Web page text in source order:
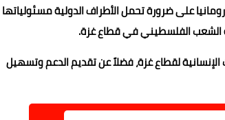
على ضرورة تحمل الأطراف الدولية مسئولياتها
الشعب الفلسطيني في قطاع غزة.
لقطاع غزة، فضلاً عن تقديم الدعم وتسهيل